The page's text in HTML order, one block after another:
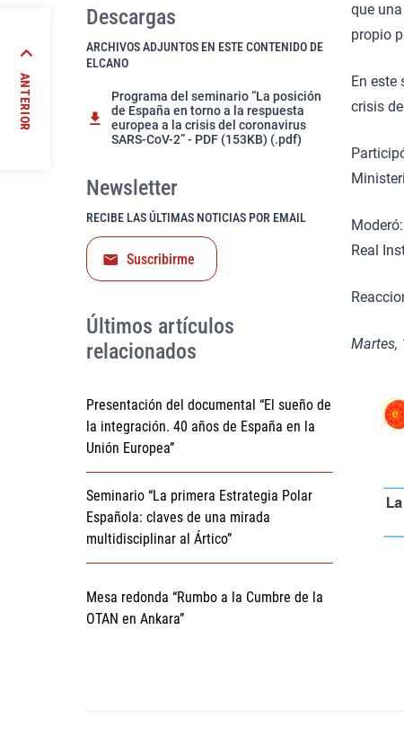
que
propio
En este
crisis
Moderó:
Real
Martes,
Descargas
ARCHIVOS ADJUNTOS EN ESTE CONTENIDO DE
ELCANO
Programa del seminario “La posición
de España en torno a la respuesta
europea a la crisis del coronavirus
SARS-CoV-2” - PDF (153KB) (.pdf)
Newsletter
RECIBE LAS ÚLTIMAS NOTICIAS POR EMAIL
Suscribirme
Últimos artículos
relacionados
Presentación del documental “El sueño de
la integración. 40 años de España en la
Unión Europea”
Seminario “La primera Estrategia Polar
Española: claves de una mirada
multidisciplinar al Ártico”
Mesa redonda “Rumbo a la Cumbre de la
OTAN en Ankara”
ANTERIOR
de